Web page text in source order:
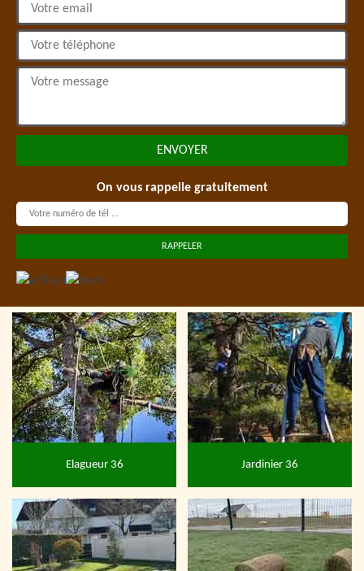
On vous rappelle gratuitement
Elagueur 36 Jardinier 36